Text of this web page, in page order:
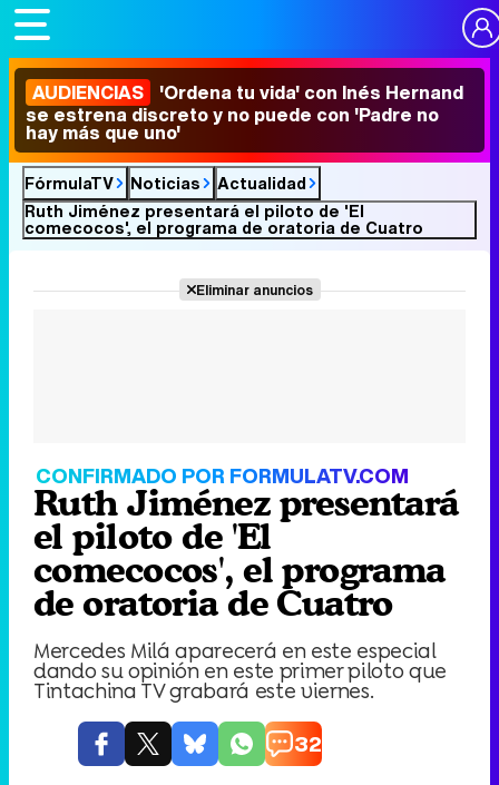
AUDIENCIAS 'Ordena tu vida' con Inés Hernand
se estrena discreto y no puede con 'Padre no
hay más que uno'
FórmulaTV Noticias
Actualidad
Ruth Jiménez presentará el piloto de 'El
comecocos', el programa de oratoria de Cuatro
Eliminar anuncios
CONFIRMADO POR FORMULATV.COM
Ruth Jiménez presentará
el piloto de 'El
comecocos', el programa
de oratoria de Cuatro
Mercedes Milá aparecerá en este especial
dando su opinión en este primer piloto que
Tintachina TV grabará este viernes.
32